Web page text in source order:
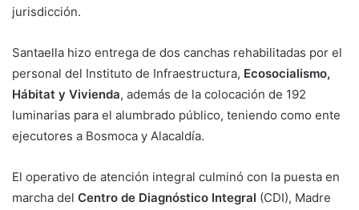
jurisdicción.
Santaella hizo entrega de dos canchas rehabilitadas por el
personal del Instituto de Infraestructura, Ecosocialismo,
Hábitat y Vivienda, además de la colocación de 192
luminarias para el alumbrado público, teniendo como ente
ejecutores a Bosmoca y Alacaldía.
El operativo de atención integral culminó con la puesta en
marcha del Centro de Diagnóstico Integral (CDI), Madre